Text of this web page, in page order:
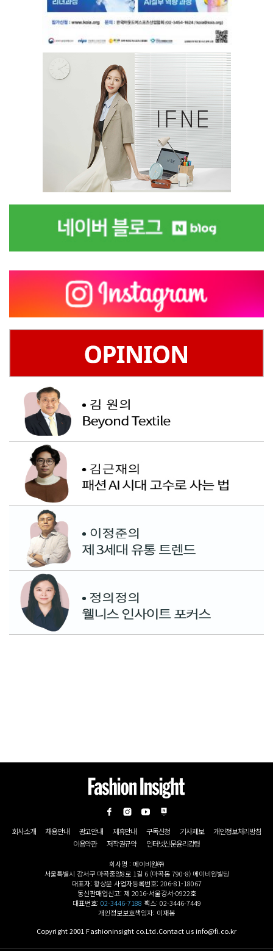
회사소개 채용안내 광고안내 제휴안내 구독신청 기사제보
개인정보처리방침
이용약관
저작권규약 인터넷신문윤리강령
회사명 : 메이비원㈜
서울특별시 강서구 마곡중앙8로 1길 6 (마곡동 790-8) 메이비원빌딩
대표자: 황상윤 사업자등록번호: 206-81-18067
통신판매업신고: 제 2016-서울강서-0922호
대표번호: 02-3446-7188 팩스: 02-3446-7449
개인정보보호책임자: 이재봉
Copyright 2001 Fashioninsight co.Ltd.Contact us info@fi.co.kr